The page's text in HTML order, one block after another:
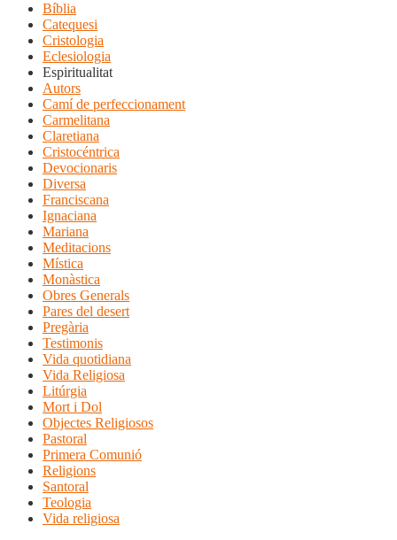
Bíblia
Catequesi
Cristologia
Eclesiologia
Espiritualitat
Autors
Camí de perfeccionament
Carmelitana
Claretiana
Cristocéntrica
Devocionaris
Diversa
Franciscana
Ignaciana
Mariana
Meditacions
Mística
Monàstica
Obres Generals
Pares del desert
Pregària
Testimonis
Vida quotidiana
Vida Religiosa
Litúrgia
Mort i Dol
Objectes Religiosos
Pastoral
Primera Comunió
Religions
Santoral
Teologia
Vida religiosa